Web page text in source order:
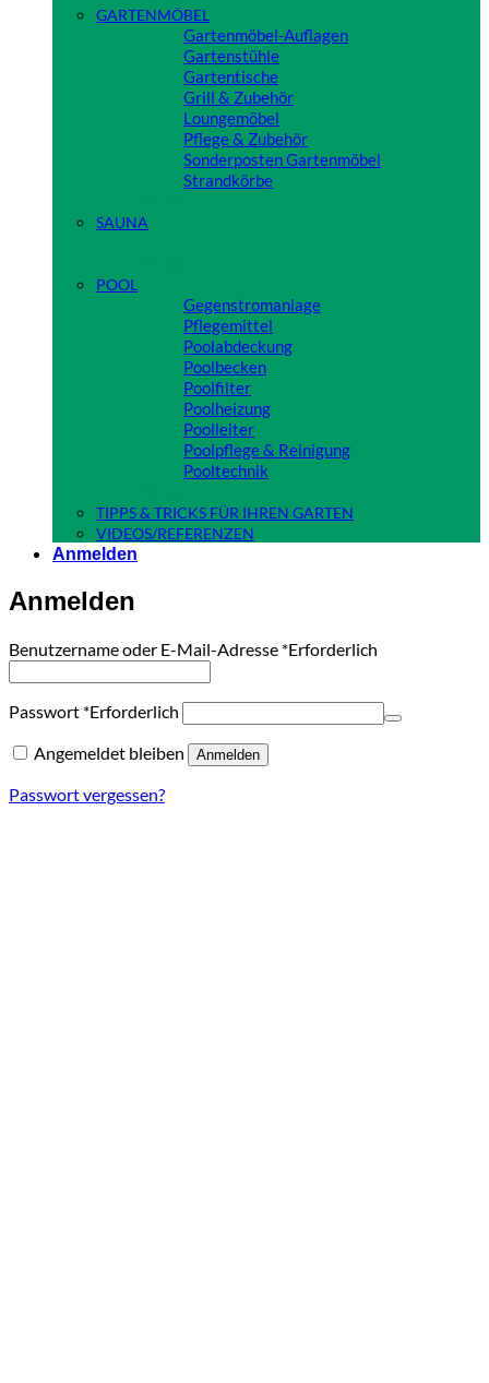
GARTENMÖBEL
Gartenmöbel-Auflagen
Gartenstühle
Gartentische
Grill & Zubehör
Loungemöbel
Pflege & Zubehör
Sonderposten Gartenmöbel
Strandkörbe
SAUNA
POOL
Gegenstromanlage
Pflegemittel
Poolabdeckung
Poolbecken
Poolfilter
Poolheizung
Poolleiter
Poolpflege & Reinigung
Pooltechnik
TIPPS & TRICKS FÜR IHREN GARTEN
VIDEOS/REFERENZEN
Anmelden
Anmelden
Benutzername oder E-Mail-Adresse *Erforderlich
Passwort *Erforderlich
Angemeldet bleiben
Anmelden
Passwort vergessen?